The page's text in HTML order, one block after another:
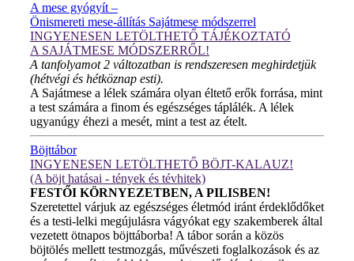
A mese gyógyít –
Önismereti mese-állítás Sajátmese módszerrel
INGYENESEN LETÖLTHETŐ TÁJÉKOZTATÓ
A SAJÁTMESE MÓDSZERRŐL!
A tanfolyamot 2 változatban is rendszeresen meghirdetjük
(hétvégi és hétköznap esti).
A Sajátmese a lélek számára olyan éltető erők forrása, mint
a test számára a finom és egészséges táplálék. A lélek
ugyanúgy éhezi a mesét, mint a test az ételt.
Böjttábor
INGYENESEN LETÖLTHETŐ BÖJT-KALAUZ!
(A böjt hatásai - tények és tévhitek)
FESTŐI KÖRNYEZETBEN, A PILISBEN!
Szeretettel várjuk az egészséges életmód iránt érdeklődőket
és a testi-lelki megújulásra vágyókat egy szakemberek által
vezetett ötnapos böjttáborba! A tábor során a közös
böjtölés mellett testmozgás, művészeti foglalkozások és az